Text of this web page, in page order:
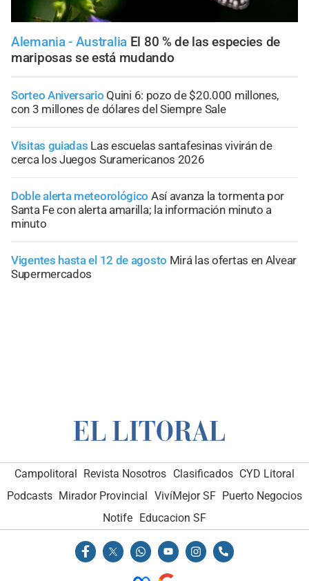
Alemania - Australia El 80 % de las especies de
mariposas se está mudando
Sorteo Aniversario Quini 6: pozo de $20.000 millones,
con 3 millones de dólares del Siempre Sale
Visitas guiadas Las escuelas santafesinas vivirán de
cerca los Juegos Suramericanos 2026
Doble alerta meteorológico Así avanza la tormenta por
Santa Fe con alerta amarilla; la información minuto a
minuto
Vigentes hasta el 12 de agosto Mirá las ofertas en Alvear
Supermercados
Campolitoral Revista Nosotros Clasificados CYD Litoral
Podcasts Mirador Provincial VivíMejor SF Puerto Negocios
Notife
Educacion SF